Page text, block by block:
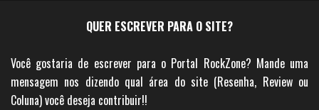
QUER ESCREVER PARA O SITE?
Você gostaria de escrever para o Portal RockZone? Mande uma
mensagem nos dizendo qual área do site (Resenha, Review ou
Coluna) você deseja contribuir!!